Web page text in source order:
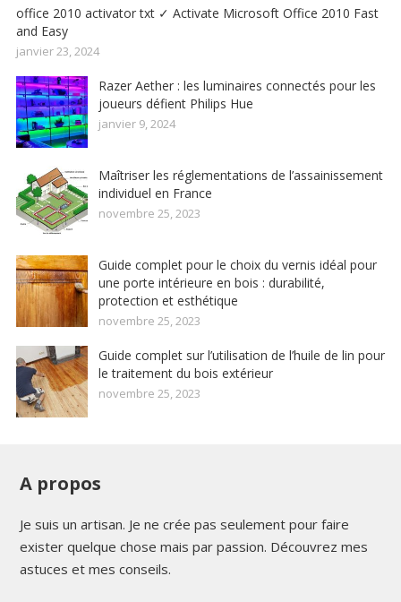
office 2010 activator txt ✓ Activate Microsoft Office 2010 Fast
and Easy
janvier 23, 2024
Razer Aether : les luminaires connectés pour les
joueurs défient Philips Hue
janvier 9, 2024
Maîtriser les réglementations de l’assainissement
individuel en France
novembre 25, 2023
Guide complet pour le choix du vernis idéal pour
une porte intérieure en bois : durabilité,
protection et esthétique
novembre 25, 2023
Guide complet sur l’utilisation de l’huile de lin pour
le traitement du bois extérieur
novembre 25, 2023
A propos
Je suis un artisan. Je ne crée pas seulement pour faire
exister quelque chose mais par passion. Découvrez mes
astuces et mes conseils.